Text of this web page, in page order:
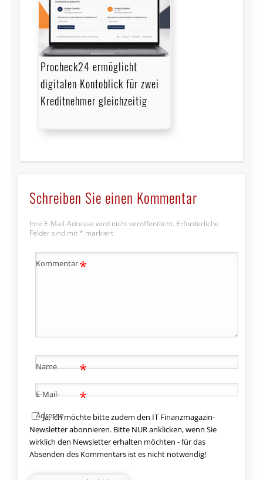
Procheck24 ermöglicht
digitalen Kontoblick für zwei
Kreditnehmer gleichzeitig
Schreiben Sie einen Kommentar
Ihre E-Mail-Adresse wird nicht veröffentlicht. Erforderliche
Felder sind mit * markiert
Kommentar*
Name *
E-Mail-
Adresse
*
Ja, ich möchte bitte zudem den IT Finanzmagazin-
Newsletter abonnieren. Bitte NUR anklicken, wenn Sie
wirklich den Newsletter erhalten möchten - für das
Absenden des Kommentars ist es nicht notwendig!